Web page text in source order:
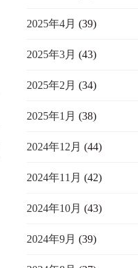
2025年4月 (39)
2025年3月 (43)
2025年2月 (34)
2025年1月 (38)
2024年12月 (44)
2024年11月 (42)
2024年10月 (43)
2024年9月 (39)